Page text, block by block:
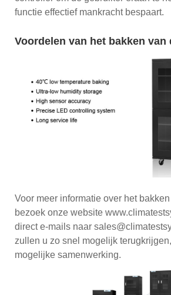
functie effectief mankracht bespaart.
Voordelen van het bakken van
Voor meer informatie over het
bezoek onze website
direct e-mails naar
zullen u zo snel mogelijk
mogelijke samenwerking.